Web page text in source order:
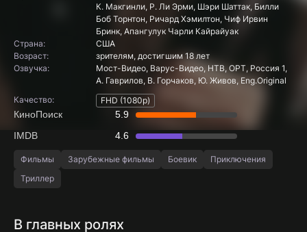
К. Макгинли, Р. Ли Эрми, Шэри Шаттак, Билли
Боб Торнтон, Ричард Хэмилтон, Чиф Ирвин
Бринк, Апангулук Чарли Кайрайуак
Страна:
США
Boзpacт:
зрителям, достигшим 18 лет
Озвучка:
Мост-Видео, Варус-Видео, НТВ, ОРТ, Россия 1,
А. Гаврилов, В. Горчаков, Ю. Живов, Eng.Original
Качество:
FHD (1080p)
КиноПоиск
5.9
IMDB
4.6
Фильмы Зарубежные фильмы Боевик
Приключения
Триллер
В главных ролях